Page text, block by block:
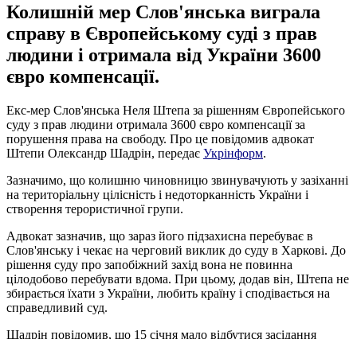
Колишній мер Слов'янська виграла
справу в Європейському суді з прав
людини і отримала від України 3600
євро компенсації.
Екс-мер Слов'янська Неля Штепа за рішенням Європейського
суду з прав людини отримала 3600 євро компенсації за
порушення права на свободу. Про це повідомив адвокат
Штепи Олександр Шадрін, передає Укрінформ.
Зазначимо, що колишню чиновницю звинувачують у зазіханні
на територіальну цілісність і недоторканність України і
створення терористичної групи.
Адвокат зазначив, що зараз його підзахисна перебуває в
Слов'янську і чекає на черговий виклик до суду в Харкові. До
рішення суду про запобіжний захід вона не повинна
цілодобово перебувати вдома. При цьому, додав він, Штепа не
збирається їхати з України, любить країну і сподівається на
справедливий суд.
Шадрін повідомив, що 15 січня мало відбутися засідання